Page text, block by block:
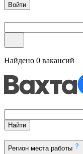
Войти
Найдено 0 вакансий
Найти
Регион места работы